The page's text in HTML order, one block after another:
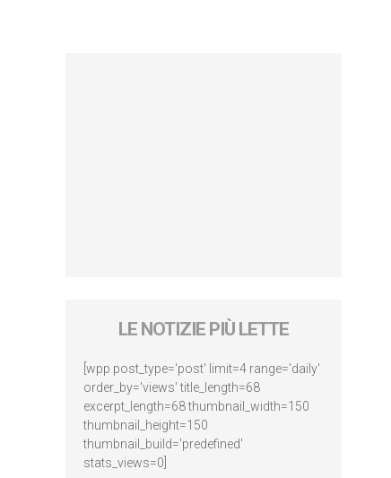
LE NOTIZIE PIÙ LETTE
[wpp post_type='post' limit=4 range='daily'
order_by='views' title_length=68
excerpt_length=68 thumbnail_width=150
thumbnail_height=150
thumbnail_build='predefined'
stats_views=0]